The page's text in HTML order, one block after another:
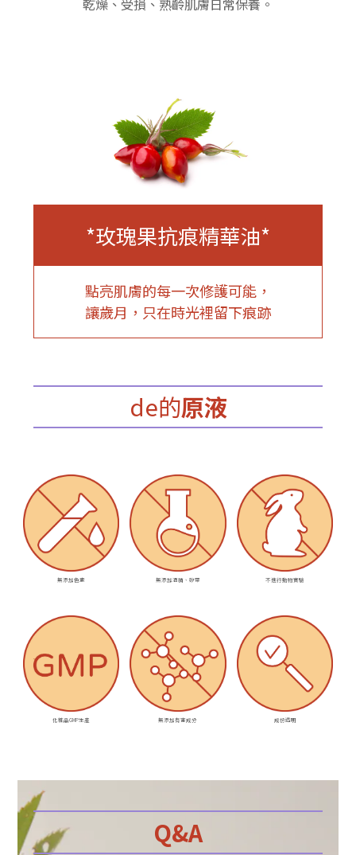
乾燥、受損、熟齡肌膚日常保養。
*玫瑰果抗痕精華油*
點亮肌膚的每一次修護可能，
讓歲月，只在時光裡留下痕跡
de的原液
無添加色素 無添加酒精、矽靈 不進行動物實驗
化粧品GMP生產 無添加有害成分 成份透明
Q&A